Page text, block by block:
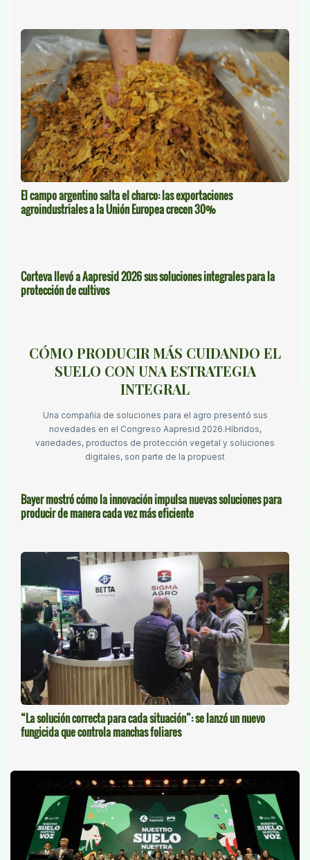
El campo argentino salta el charco: las exportaciones
agroindustriales a la Unión Europea crecen 30%
Corteva llevó a Aapresid 2026 sus soluciones integrales para la
protección de cultivos
CÓMO PRODUCIR MÁS CUIDANDO EL
SUELO CON UNA ESTRATEGIA
INTEGRAL
Una compañía de soluciones para el agro presentó sus
novedades en el Congreso Aapresid 2026.Híbridos,
variedades, productos de protección vegetal y soluciones
digitales, son parte de la propuest
Bayer mostró cómo la innovación impulsa nuevas soluciones para
producir de manera cada vez más eficiente
“La solución correcta para cada situación”: se lanzó un nuevo
fungicida que controla manchas foliares